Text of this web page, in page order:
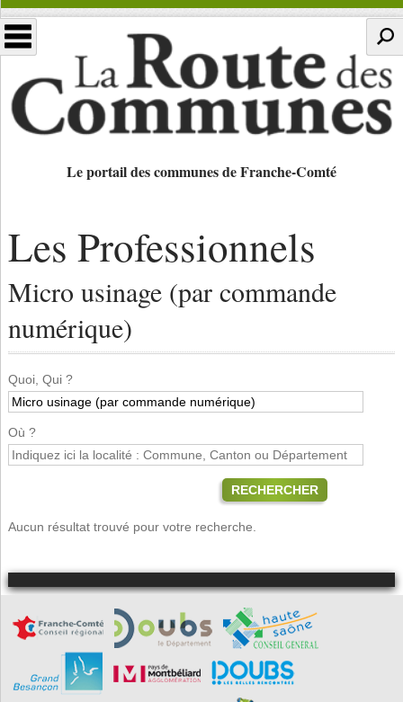
Le portail des communes de Franche-Comté
Les Professionnels
Micro usinage (par commande
numérique)
Quoi, Qui ?
Où ?
RECHERCHER
Aucun résultat trouvé pour votre recherche.